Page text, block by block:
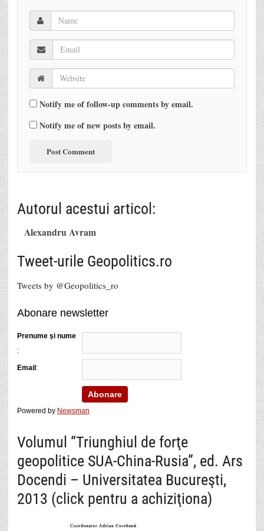
Notify me of follow-up comments by email.
Notify me of new posts by email.
Autorul acestui articol:
Alexandru Avram
Tweet-urile Geopolitics.ro
Tweets by @Geopolitics_ro
Abonare newsletter
Prenume şi nume
:
Email :
Powered by Newsman
Volumul “Triunghiul de forţe
geopolitice SUA-China-Rusia”, ed. Ars
Docendi – Universitatea Bucureşti,
2013 (click pentru a achiziţiona)